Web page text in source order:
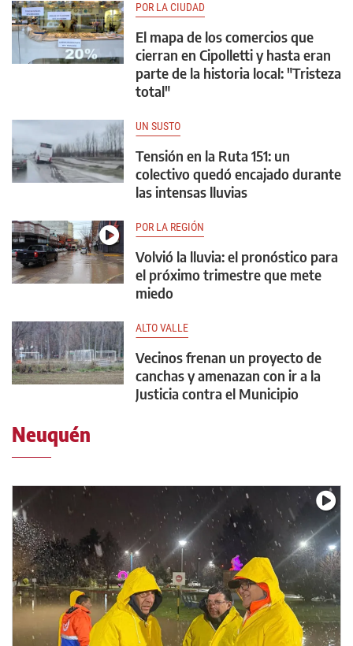
POR LA CIUDAD
El mapa de los comercios que
cierran en Cipolletti y hasta eran
parte de la historia local: "Tristeza
total"
UN SUSTO
Tensión en la Ruta 151: un
colectivo quedó encajado durante
las intensas lluvias
POR LA REGIÓN
Volvió la lluvia: el pronóstico para
el próximo trimestre que mete
miedo
ALTO VALLE
Vecinos frenan un proyecto de
canchas y amenazan con ir a la
Justicia contra el Municipio
Neuquén